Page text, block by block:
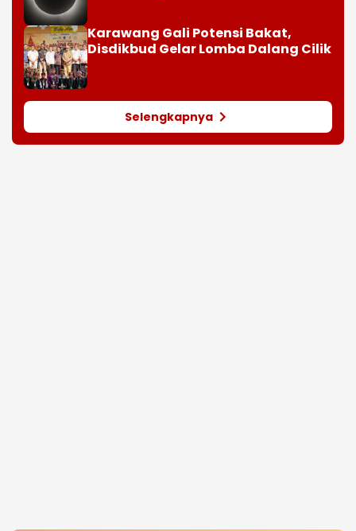
Karawang Gali Potensi Bakat,
Disdikbud Gelar Lomba Dalang Cilik
Selengkapnya